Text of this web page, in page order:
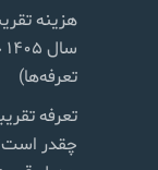
هزینه
تعرفه‌ها)
چقدر